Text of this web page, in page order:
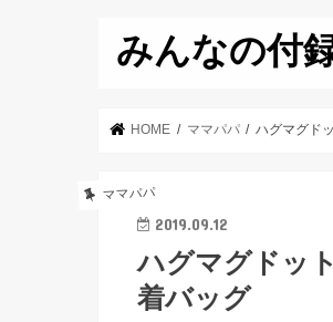
みんなの付
HOME ママパパ ハグマグド
ママパパ
2019.09.12
ハグマグドッ
着バッグ